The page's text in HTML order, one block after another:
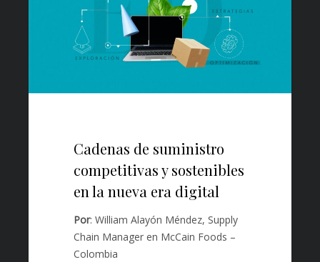
Cadenas de suministro
competitivas y sostenibles
en la nueva era digital
Por: William Alayón Méndez, Supply
Chain Manager en McCain Foods –
Colombia